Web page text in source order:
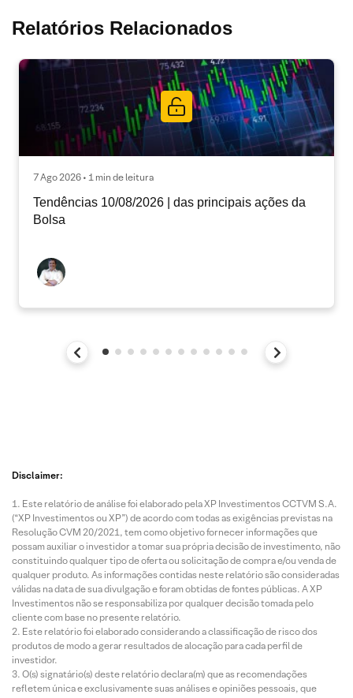
Relatórios Relacionados
7 Ago 2026 • 1 min de leitura
Tendências 10/08/2026 | das principais ações da
Bolsa
Disclaimer:
Este relatório de análise foi elaborado pela XP Investimentos CCTVM S.A.
(“XP Investimentos ou XP”) de acordo com todas as exigências previstas na
Resolução CVM 20/2021, tem como objetivo fornecer informações que
possam auxiliar o investidor a tomar sua própria decisão de investimento, não
constituindo qualquer tipo de oferta ou solicitação de compra e/ou venda de
qualquer produto. As informações contidas neste relatório são consideradas
válidas na data de sua divulgação e foram obtidas de fontes públicas. A XP
Investimentos não se responsabiliza por qualquer decisão tomada pelo
cliente com base no presente relatório.
Este relatório foi elaborado considerando a classificação de risco dos
produtos de modo a gerar resultados de alocação para cada perfil de
investidor.
O(s) signatário(s) deste relatório declara(m) que as recomendações
refletem única e exclusivamente suas análises e opiniões pessoais, que